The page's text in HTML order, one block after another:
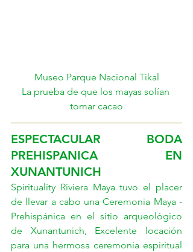
Museo Parque Nacional Tikal
La prueba de que los mayas solían
tomar cacao
ESPECTACULAR BODA
PREHISPANICA EN
XUNANTUNICH
Spirituality Riviera Maya tuvo el placer
de llevar a cabo una Ceremonia Maya -
Prehispánica en el sitio arqueológico
de Xunantunich, Excelente locación
para una hermosa ceremonia espiritual